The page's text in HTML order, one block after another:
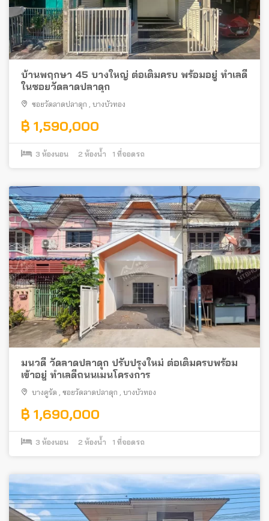
บ้านพฤกษา 45 บางใหญ่ ต่อเติมครบ พร้อมอยู่ ทำเลดี
ในซอยวัดลาดปลาดุก
ซอยวัดลาดปลาดุก บางบัวทอง
฿ 1,590,000
3 ห้องนอน 2 ห้องน้ำ 1 ที่จอดรถ
มนวดี วัดลาดปลาดุก ปรับปรุงใหม่ ต่อเติมครบพร้อม
เข้าอยู่ ทำเลดีถนนเมนโครงการ
บางคูรัด , ซอยวัดลาดปลาดุก , บางบัวทอง
฿ 1,690,000
3 ห้องนอน 2 ห้องน้ำ 1 ที่จอดรถ